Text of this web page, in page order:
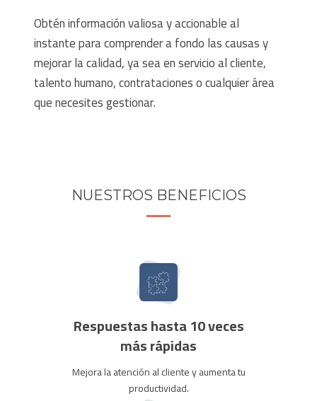
Obtén información valiosa y accionable al
instante para comprender a fondo las causas y
mejorar la calidad, ya sea en servicio al cliente,
talento humano, contrataciones o cualquier área
que necesites gestionar.
NUESTROS BENEFICIOS
Respuestas hasta 10 veces
más rápidas
Mejora la atención al cliente y aumenta tu
productividad.